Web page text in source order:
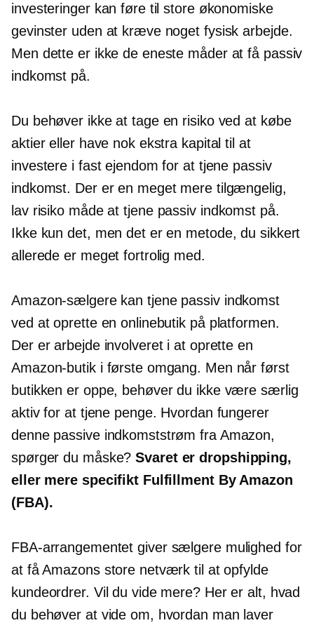
investeringer kan føre til store økonomiske
gevinster uden at kræve noget fysisk arbejde.
Men dette er ikke de eneste måder at få passiv
indkomst på.
Du behøver ikke at tage en risiko ved at købe
aktier eller have nok ekstra kapital til at
investere i fast ejendom for at tjene passiv
indkomst. Der er en meget mere tilgængelig,
lav risiko måde at tjene passiv indkomst på.
Ikke kun det, men det er en metode, du sikkert
allerede er meget fortrolig med.
Amazon-sælgere kan tjene passiv indkomst
ved at oprette en onlinebutik på platformen.
Der er arbejde involveret i at oprette en
Amazon-butik i første omgang. Men når først
butikken er oppe, behøver du ikke være særlig
aktiv for at tjene penge. Hvordan fungerer
denne passive indkomststrøm fra Amazon,
spørger du måske?Svaret er dropshipping,
eller mere specifikt Fulfillment By Amazon
(FBA).
FBA-arrangementet giver sælgere mulighed for
at få Amazons store netværk til at opfylde
kundeordrer. Vil du vide mere? Her er alt, hvad
du behøver at vide om, hvordan man laver